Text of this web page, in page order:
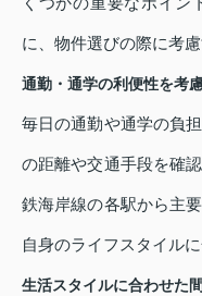
に、物件選びの際に考
通勤・通学の利便性を考
毎日の通勤や通学の負
の距離や交通手段を確
鉄海岸線の各駅から主
自身のライフスタイル
生活スタイルに合わせた